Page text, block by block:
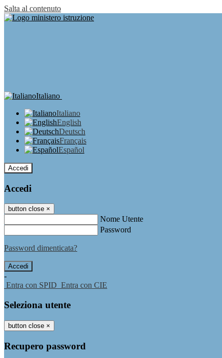
Salta al contenuto
Italiano
Italiano
English
Deutsch
Français
Español
Accedi
Accedi
button close ×
Nome Utente
Password
Password dimenticata?
-
Entra con SPID Entra con CIE
Seleziona utente
button close ×
Recupero password